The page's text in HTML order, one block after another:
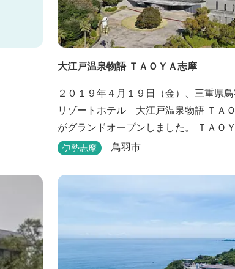
大江戸温泉物語 ＴＡＯＹＡ志摩
２０１９年４月１９日（金）、三重県
リゾートホテル 大江戸温泉物語 ＴＡ
がグランドオープンしました。 ＴＡＯ
りとたおやかにお過ごしいただけるホテ
た。 目の前は太平洋に注ぐ伊勢湾の海
り、後背は山に囲まれ、自然豊かな環境
伊勢志摩 鳥羽市